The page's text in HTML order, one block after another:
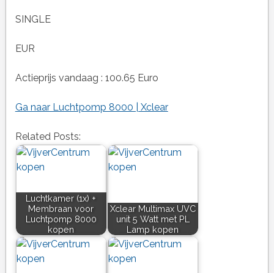
SINGLE
EUR
Actieprijs vandaag : 100.65 Euro
Ga naar Luchtpomp 8000 | Xclear
Related Posts:
Luchtkamer (1x) +
Membraan voor
Luchtpomp 8000
kopen
Xclear Multimax UVC
unit 5 Watt met PL
Lamp kopen